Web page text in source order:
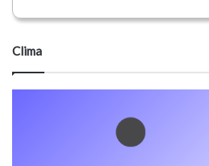
Clima